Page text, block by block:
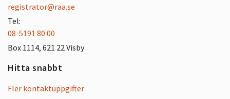
registrator@raa.se
Tel:
08-5191 80 00
Box 1114, 621 22 Visby
Hitta snabbt
Fler kontaktuppgifter